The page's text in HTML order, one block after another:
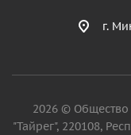
г.
2026 © Общество
"Тайрег", 220108,